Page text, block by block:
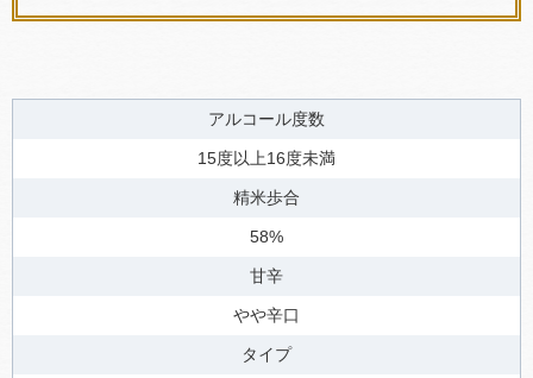
アルコール度数
15度以上16度未満
精米歩合
58%
甘辛
やや辛口
タイプ